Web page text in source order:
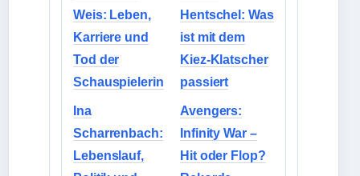
Weis: Leben,
Karriere und
Tod der
Schauspielerin
Hentschel: Was
ist mit dem
Kiez-Klatscher
passiert
Ina
Scharrenbach:
Lebenslauf,
Avengers:
Infinity War –
Hit oder Flop?